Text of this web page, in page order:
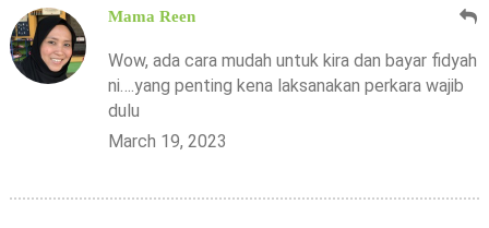
Mama Reen
Wow, ada cara mudah untuk kira dan bayar fidyah
ni….yang penting kena laksanakan perkara wajib
dulu
March 19, 2023